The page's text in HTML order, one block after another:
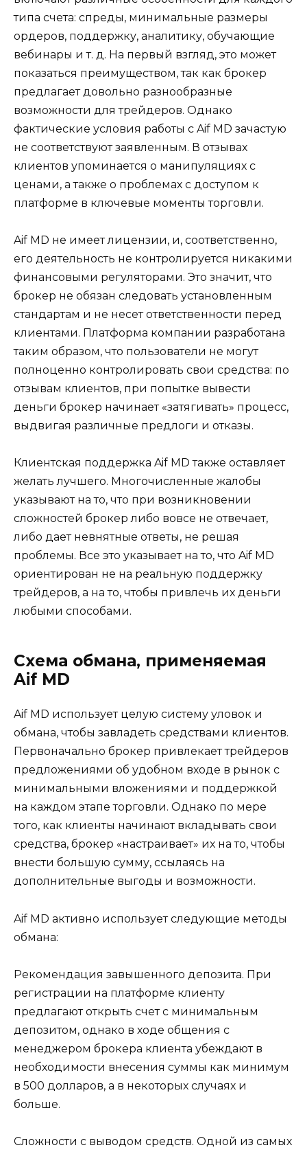
типа счета: спреды, минимальные размеры
ордеров, поддержку, аналитику, обучающие
вебинары и т. д. На первый взгляд, это может
показаться преимуществом, так как брокер
предлагает довольно разнообразные
возможности для трейдеров. Однако
фактические условия работы с Aif MD зачастую
не соответствуют заявленным. В отзывах
клиентов упоминается о манипуляциях с
ценами, а также о проблемах с доступом к
платформе в ключевые моменты торговли.
Aif MD не имеет лицензии, и, соответственно,
его деятельность не контролируется никакими
финансовыми регуляторами. Это значит, что
брокер не обязан следовать установленным
стандартам и не несет ответственности перед
клиентами. Платформа компании разработана
таким образом, что пользователи не могут
полноценно контролировать свои средства: по
отзывам клиентов, при попытке вывести
деньги брокер начинает «затягивать» процесс,
выдвигая различные предлоги и отказы.
Клиентская поддержка Aif MD также оставляет
желать лучшего. Многочисленные жалобы
указывают на то, что при возникновении
сложностей брокер либо вовсе не отвечает,
либо дает невнятные ответы, не решая
проблемы. Все это указывает на то, что Aif MD
ориентирован не на реальную поддержку
трейдеров, а на то, чтобы привлечь их деньги
любыми способами.
Схема обмана, применяемая
Aif MD
Aif MD использует целую систему уловок и
обмана, чтобы завладеть средствами клиентов.
Первоначально брокер привлекает трейдеров
предложениями об удобном входе в рынок с
минимальными вложениями и поддержкой
на каждом этапе торговли. Однако по мере
того, как клиенты начинают вкладывать свои
средства, брокер «настраивает» их на то, чтобы
внести большую сумму, ссылаясь на
дополнительные выгоды и возможности.
Aif MD активно использует следующие методы
обмана:
Рекомендация завышенного депозита. При
регистрации на платформе клиенту
предлагают открыть счет с минимальным
депозитом, однако в ходе общения с
менеджером брокера клиента убеждают в
необходимости внесения суммы как минимум
в 500 долларов, а в некоторых случаях и
больше.
Сложности с выводом средств. Одной из самых